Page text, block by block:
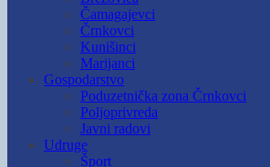
Čamagajevci
Črnkovci
Kunišinci
Marijanci
Gospodarstvo
Poduzetnička zona Črnkovci
Poljoprivreda
Javni radovi
Udruge
Šport